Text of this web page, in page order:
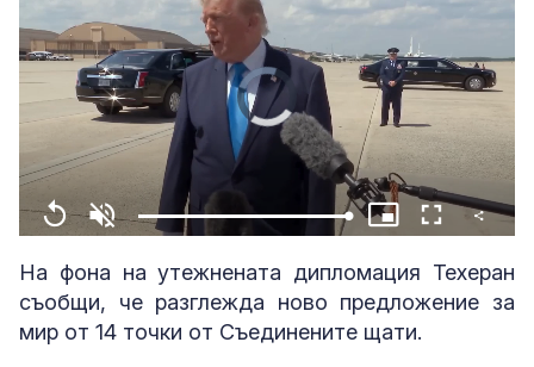
Replay Unmute Loaded:
100.00%
Picture-
Fullscreen Share
На фона на утежнената дипломация Техеран
съобщи, че разглежда ново предложение за
мир от 14 точки от Съединените щати.